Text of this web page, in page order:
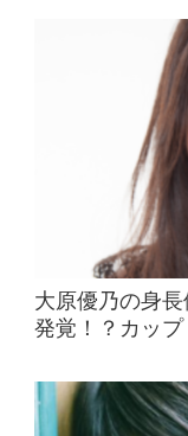
大原優乃の身
発覚！？カップ